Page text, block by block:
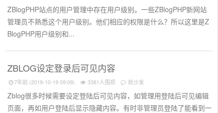
ZBlogPHP站点的用户管理中存在用户级别。一些ZBlogPHP新网站
管理员不熟悉这个用户级别。他们相应的权限是什么？所以这里是Z
BlogPHP用户级别和...
ZBLOG设定登录后可见内容
7年前 (2019-10-19 09:09) 3381人围观 抢沙发
Zblog很多时候需要设定登陆后可见内容，如管理用登陆后可见编辑
页面，再如用户登陆后显示隐藏内容。有时非管理员登陆了能看到一